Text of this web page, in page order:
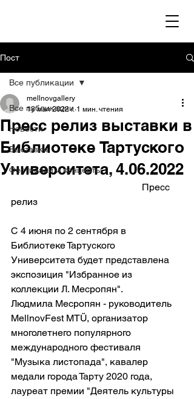
Пост
Все публикации
Новости
Выставки
Фестивали и концерты
Все публикации
Пресс релиз выставки в
Библиотеке Тартуского
Университета, 4.06.2022
mellnovgallery
18 мая 2022 г. 1 мин. чтения
релиз
С 4 июня по 2 сентября в
Библиотеке Тартуского
Университета будет представлена
экспозиция "Избранное из
коллекции Л. Месропян".
Людмила Месропян - руководитель
MellnovFest MTÜ, организатор
многолетнего популярного
международного фестиваля
"Музыка листопада", кавалер
медали города Тарту 2020 года,
лауреат премии "Деятель культуры